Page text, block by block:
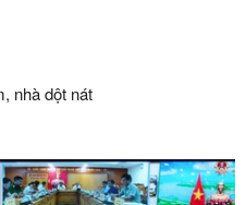
nhà dột nát